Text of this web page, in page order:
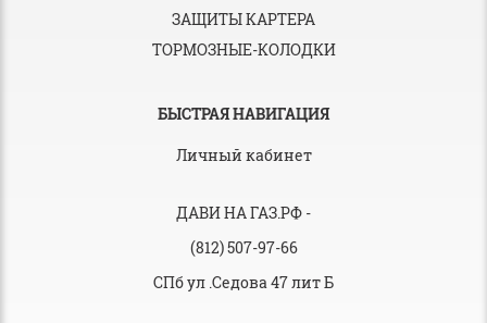
ЗАЩИТЫ КАРТЕРА
ТОРМОЗНЫЕ-КОЛОДКИ
БЫСТРАЯ НАВИГАЦИЯ
Личный кабинет
ДАВИ НА ГАЗ.РФ -
(812) 507-97-66
СПб ул .Седова 47 лит Б